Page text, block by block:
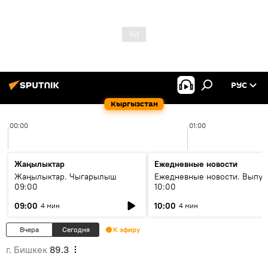
Кыргызстан
РУС
00:00 01:00
Жаңылыктар
Жаңылыктар. Чыгарылыш
09:00
09:00 4 мин
Ежедневные новости
Ежедневные новости.
10:00
10:00 4 мин
Вчера Сегодня К эфиру
г. Бишкек 89.3